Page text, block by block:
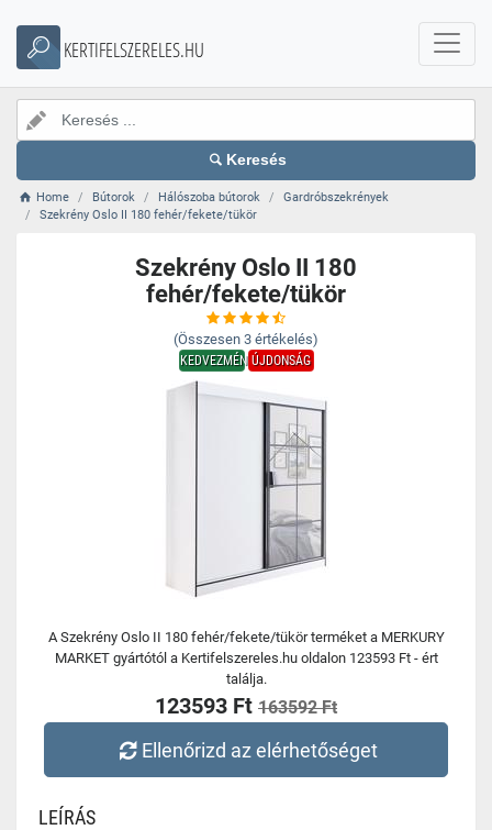
KERTIFELSZERELES.HU
Keresés
Home Bútorok Hálószoba bútorok
Gardróbszekrények
Szekrény Oslo II 180 fehér/fekete/tükör
Szekrény Oslo II 180
fehér/fekete/tükör
(Összesen 3 értékelés)
KEDVEZMÉNYÚJDONSÁG
A Szekrény Oslo II 180 fehér/fekete/tükör terméket a MERKURY
MARKET gyártótól a Kertifelszereles.hu oldalon 123593 Ft - ért
találja.
123593 Ft 163592 Ft
Ellenőrizd az elérhetőséget
LEÍRÁS